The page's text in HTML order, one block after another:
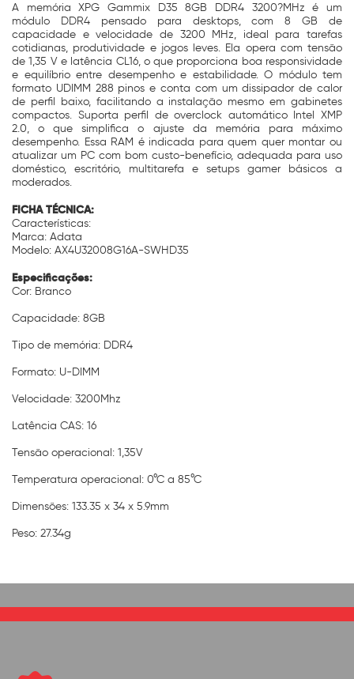
A memória XPG Gammix D35 8GB DDR4 3200?MHz é um
módulo DDR4 pensado para desktops, com 8 GB de
capacidade e velocidade de 3200 MHz, ideal para tarefas
cotidianas, produtividade e jogos leves. Ela opera com tensão
de 1,35 V e latência CL16, o que proporciona boa responsividade
e equilíbrio entre desempenho e estabilidade. O módulo tem
formato UDIMM 288 pinos e conta com um dissipador de calor
de perfil baixo, facilitando a instalação mesmo em gabinetes
compactos. Suporta perfil de overclock automático Intel XMP
2.0, o que simplifica o ajuste da memória para máximo
desempenho. Essa RAM é indicada para quem quer montar ou
atualizar um PC com bom custo-benefício, adequada para uso
doméstico, escritório, multitarefa e setups gamer básicos a
moderados.
FICHA TÉCNICA:
Características:
Marca: Adata
Modelo: AX4U32008G16A-SWHD35
Especificações:
Cor: Branco
Capacidade: 8GB
Tipo de memória: DDR4
Formato: U-DIMM
Velocidade: 3200Mhz
Latência CAS: 16
Tensão operacional: 1,35V
Temperatura operacional: 0°C a 85°C
Dimensões: 133.35 x 34 x 5.9mm
Peso: 27.34g